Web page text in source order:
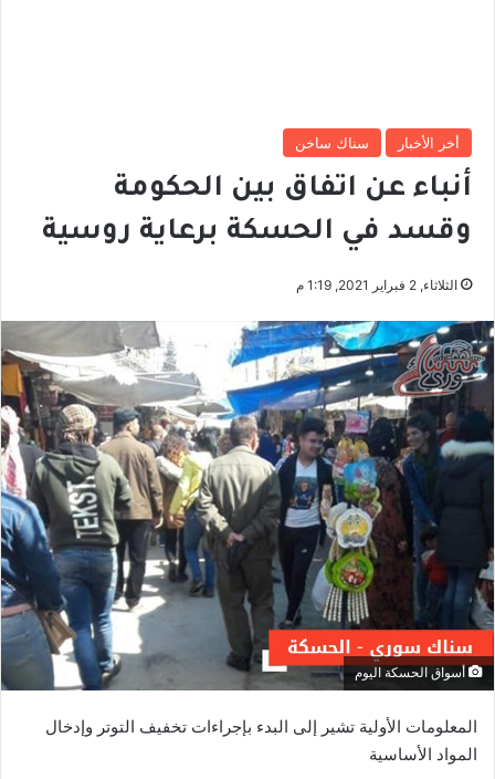
أخر الأخبار سناك ساخن
أنباء عن اتفاق بين الحكومة
وقسد في الحسكة برعاية روسية
الثلاثاء, 2 فبراير 2021, 1:19 م
أسواق الحسكة اليوم
المعلومات الأولية تشير إلى البدء بإجراءات تخفيف التوتر وإدخال
المواد الأساسية